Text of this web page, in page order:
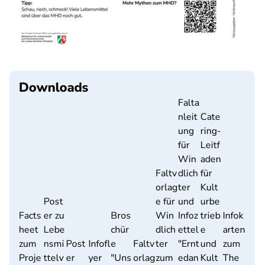
Downloads
Facts
heet
zum
Proje
Post
er zu
Lebe
nsmi
ttelv
Post
er
Infofl
yer
Bros
chür
e
"Uns
Faltv
orlag
Faltv
orlag
e für
Win
dlich
ter
zum
Falta
nleit
ung
für
Win
dlich
ter
und
Infoz
ettel
"Ernt
edan
Cate
ring-
Leitf
aden
für
Kult
urbe
trieb
e
und
Kult
Infok
arten
zum
The